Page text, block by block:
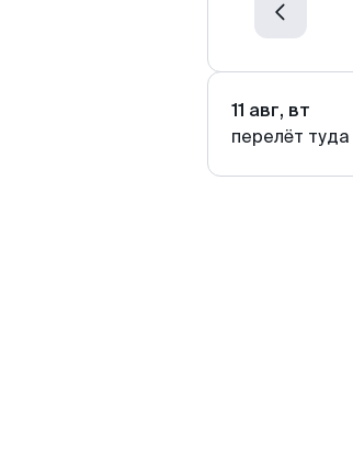
11 авг, вт
перелёт туда